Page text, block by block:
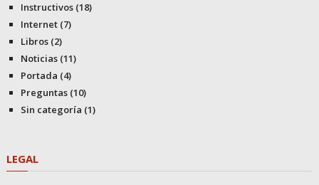
Instructivos(18)
Internet(7)
Libros(2)
Noticias(11)
Portada (4)
Preguntas(10)
Sin categoría (1)
LEGAL